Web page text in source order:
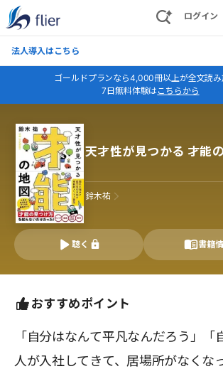
ログイン
法人導入はこちら
ゴールドプランなら4,000冊以上が全文読み
7日無料体験はこちらから
天才性が見つかる 才能
鈴木祐
聴く 書籍
おすすめポイント
「自分はなんて平凡なんだろう」「
人が入社してきて、居場所がなくな